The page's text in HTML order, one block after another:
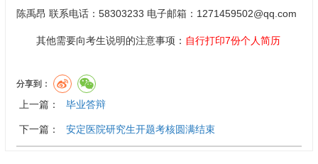
陈禹昂 联系电话：58303233 电子邮箱：1271459502@qq.com
其他需要向考生说明的注意事项： 自行打印7份个人简历
分享到：
上一篇： 毕业答辩
下一篇： 安定医院研究生开题考核圆满结束